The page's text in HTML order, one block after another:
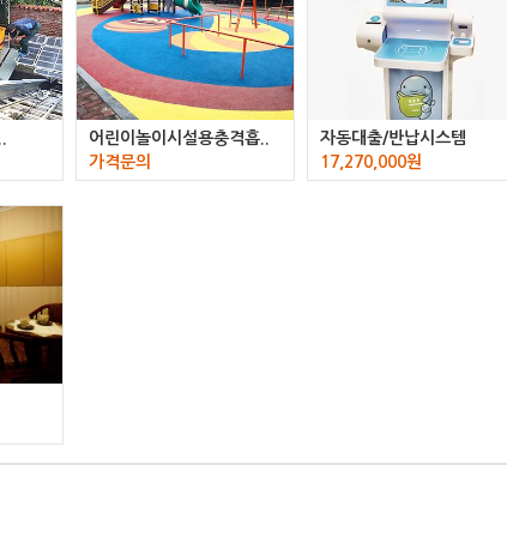
어린이놀이시설용충격흡..
가격문의
자동대출/반납시스템
17,270,000원